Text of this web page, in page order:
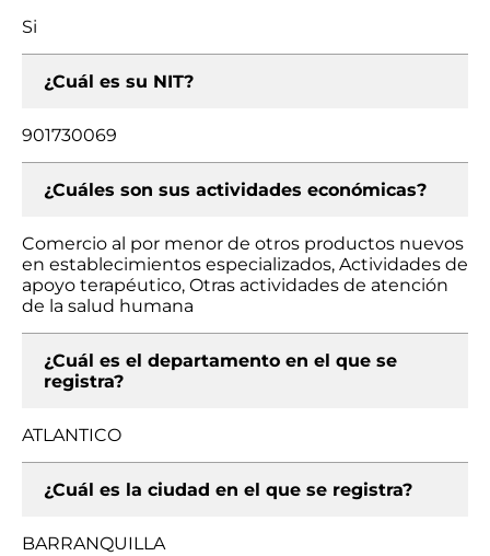
Si
¿Cuál es su NIT?
901730069
¿Cuáles son sus actividades económicas?
Comercio al por menor de otros productos nuevos
en establecimientos especializados, Actividades de
apoyo terapéutico, Otras actividades de atención
de la salud humana
¿Cuál es el departamento en el que se
registra?
ATLANTICO
¿Cuál es la ciudad en el que se registra?
BARRANQUILLA